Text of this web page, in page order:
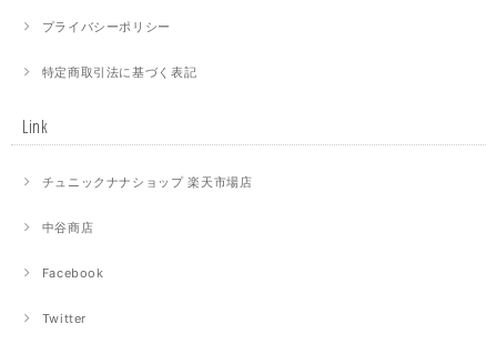
プライバシーポリシー
特定商取引法に基づく表記
Link
チュニックナナショップ 楽天市場店
中谷商店
Facebook
Twitter